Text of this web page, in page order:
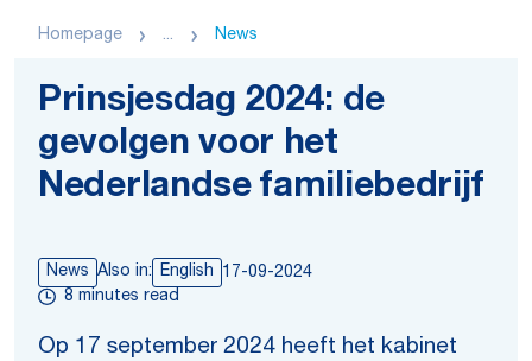
Homepage ... News
Prinsjesdag 2024: de
gevolgen voor het
Nederlandse familiebedrijf
News Also in: English
17-09-2024
8 minutes read
Op 17 september 2024 heeft het kabinet